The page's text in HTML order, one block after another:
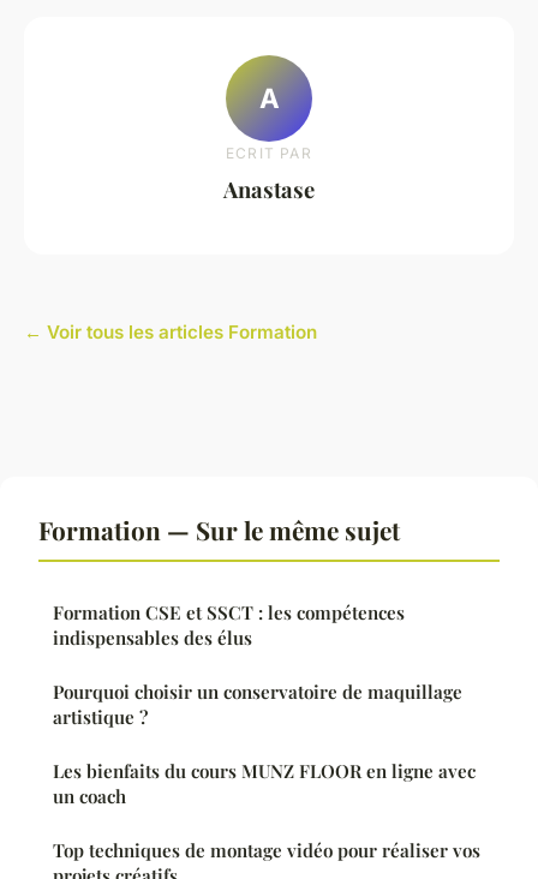
A
ECRIT PAR
Anastase
← Voir tous les articles Formation
Formation — Sur le même sujet
Formation CSE et SSCT : les compétences
indispensables des élus
Pourquoi choisir un conservatoire de maquillage
artistique ?
Les bienfaits du cours MUNZ FLOOR en ligne avec
un coach
Top techniques de montage vidéo pour réaliser vos